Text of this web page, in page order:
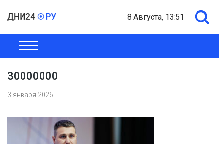
8 Августа, 13:51
ОБЩЕСТВО
30000000
3 января 2026